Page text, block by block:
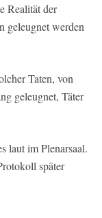
Realität der
geleugnet werden
Taten, von
geleugnet, Täter
laut im Plenarsaal.
später